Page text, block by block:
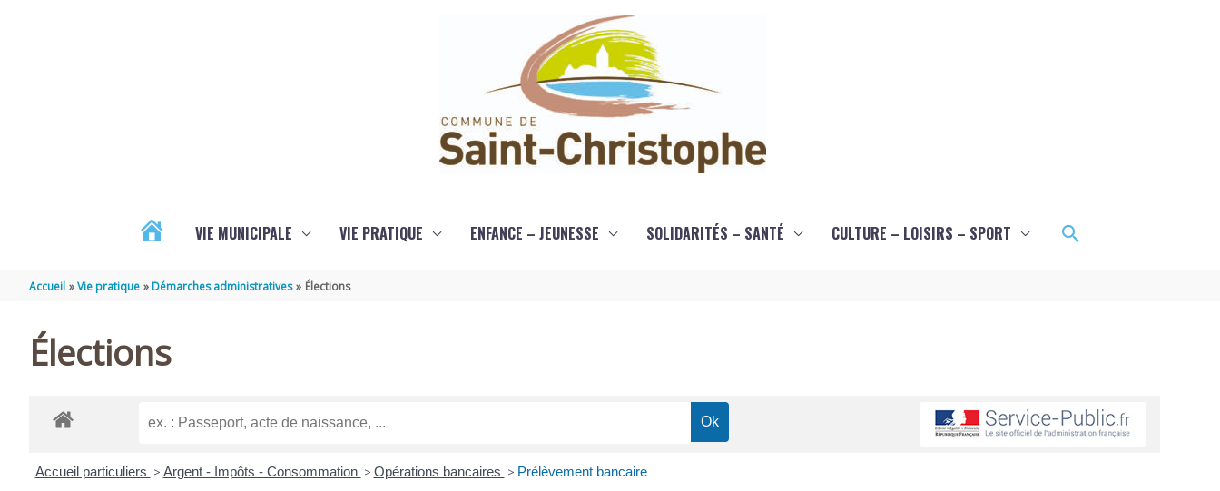
VIE MUNICIPALE VIE PRATIQUE ENFANCE – JEUNESSE SOLIDARITÉS – SANTÉ CULTURE – LOISIRS – SPORT Rechercher
Accueil Vie pratique Démarches administratives Élections
Élections
Accueil particuliers > Argent - Impôts - Consommation > Opérations bancaires > Prélèvement bancaire